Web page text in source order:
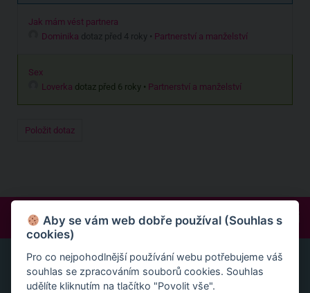
Jak mám vést partnera
Dominika dotaz před 4 roky • Partnerství a manželství
Sex
Loverka dotaz před 6 roky • Partnerství a manželství
Položit dotaz
FOLLOW:
ONLINE SEMINÁŘE A LEKCE
Nově v nabídce naleznete online semináře – unikátní
Aby se vám web dobře používal (Souhlas s
cookies)
Pro co nejpohodlnější používání webu potřebujeme váš
souhlas se zpracováním souborů cookies. Souhlas
udělíte kliknutím na tlačítko "Povolit vše".